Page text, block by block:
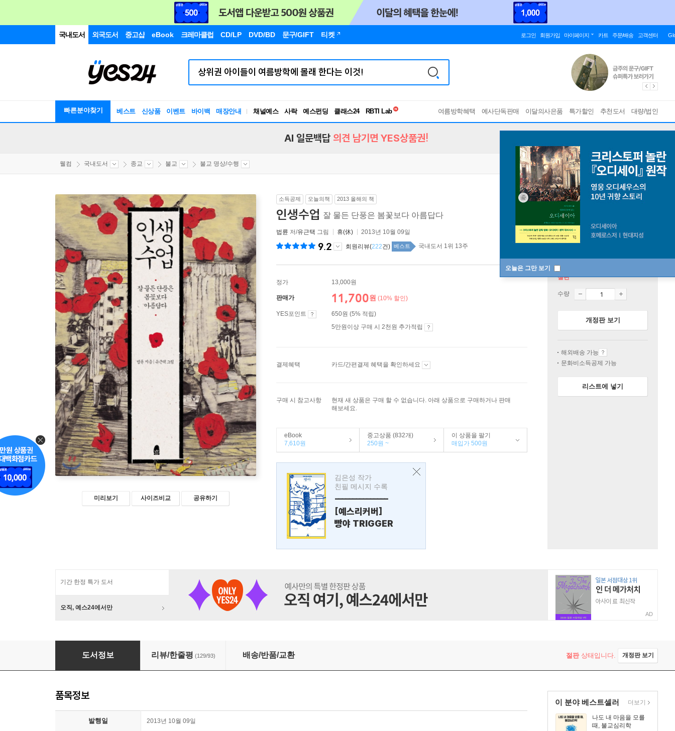
국내도서 외국도서 중고샵 eBook 크레마클럽 CD/LP DVD/BD 문구/GIFT 티켓 로그인 회원가입 마이페이지 카트 주문/배송 고객센터
빠른분야찾기 베스트 신상품 이벤트 바이백 매장안내 채널예스 사락 예스펀딩 클래스24
독서유형검사
여름방학혜택 예사단독판매 이달의사은품 특가할인 추천도서 대량/법인
오늘은 그만 보기
AI 일문백답 의견 남기면 YES상품권!
웰컴 국내도서 종교 불교 불교 명상/수행
미리보기 사이즈비교 공유하기
소득공제 오늘의책 2013 올해의 책
인생수업 잘 물든 단풍은 봄꽃보다 아름답다
법륜 저/유근택 그림 휴(休) 2013년 10월 09일
9.2 회원리뷰(222건) 베스트 국내도서 1위 13주
정가 13,000원
판매가 11,700원 (10% 할인)
YES포인트
650원 (5% 적립)
5만원이상 구매 시 2천원 추가적립
결제혜택 카드/간편결제 혜택을 확인하세요
구매 시 참고사항
현재 새 상품은 구매 할 수 없습니다. 아래 상품으로 구매하거나 판매
해보세요.
eBook
7,610원
중고상품 (832개)
250원 ~
이 상품을 팔기
매입가 500원
김은성 작가
친필 메시지 수록
---------------
[예스리커버]
빵야 TRIGGER
절판
수량
개정판 보기
해외배송 가능
문화비소득공제 가능
리스트에 넣기
기간 한정 특가 도서
오직, 예스24에서만
AD
인생수업
도서정보 리뷰/한줄평 (129/93) 배송/반품/교환 절판상태입니다. 개정판 보기
이 분야 베스트셀러
나도 내 마음을 모를
때, 불교심리학
더보기
품목정보
발행일 2013년 10월 09일